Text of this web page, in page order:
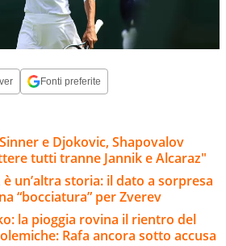
Fonti preferite
e Djokovic, Shapovalov
tutti tranne Jannik e Alcaraz"
un’altra storia: il dato a sorpresa
“bocciatura” per Zverev
la pioggia rovina il rientro del
Rafa ancora sotto accusa